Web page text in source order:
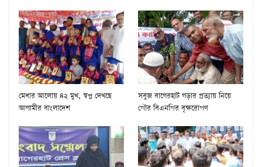
মেধার আলোয় ৪২ মুখ, স্বপ্ন দেখছে
আগামীর বাংলাদেশ
সবুজ বাগেরহাট গড়ার প্রত্যায় নিয়ে
পৌর বিএনপির বৃক্ষরোপণ